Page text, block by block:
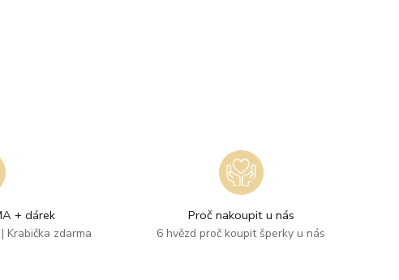
+ dárek
Krabička zdarma
Proč nakoupit u nás
6 hvězd proč koupit šperky u nás